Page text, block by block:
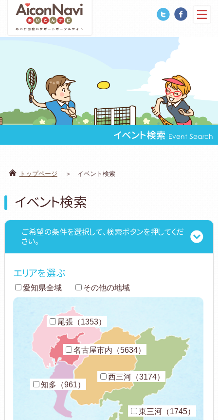
イベント検索 Event Search
トップページ イベント検索
イベント検索
ご希望の条件を選択して、検索ボタンを押してくだ
さい。
エリアを選ぶ
愛知県全域 その他の地域
名古屋市内（5634）
尾張（1353）
知多（961）
西三河（3174）
東三河（1745）